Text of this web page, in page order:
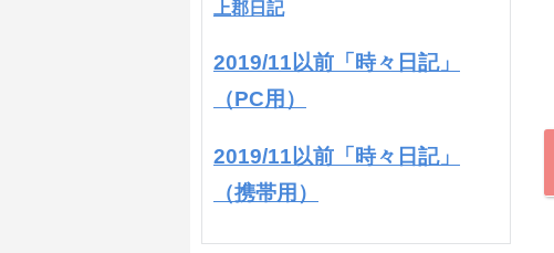
上郡日記
2019/11以前「時々日記」
（PC用）
2019/11以前「時々日記」
（携帯用）